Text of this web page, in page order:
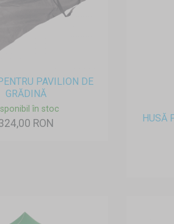
PAVILION DE
GRĂDINĂ
în stoc
RON
HUSĂ